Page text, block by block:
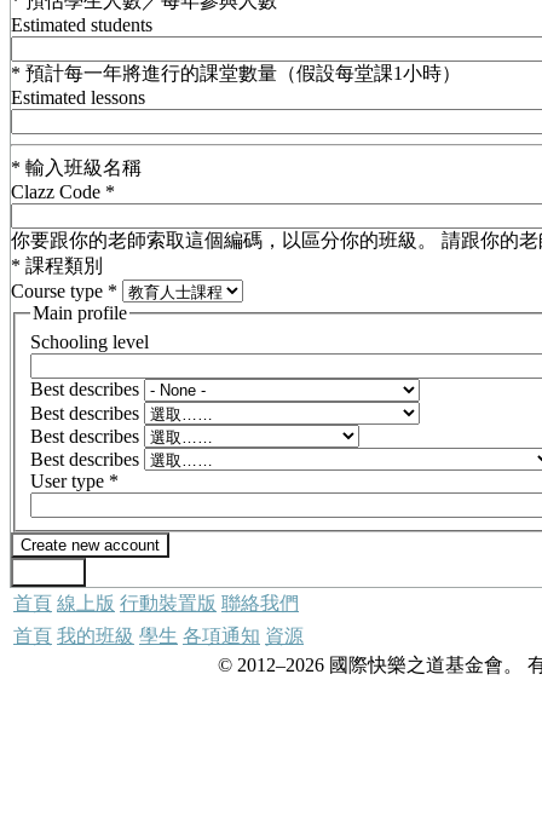
Estimated students
* 預計每一年將進行的課堂數量（假設每堂課1小時）
Estimated lessons
* 輸入班級名稱
Clazz Code *
你要跟你的老師索取這個編碼，以區分你的班級。 請跟你的
* 課程類別
Course type *
Main profile
Schooling level
Best describes
Best describes
Best describes
Best describes
User type *
首頁 線上版 行動裝置版 聯絡我們
首頁 我的班級 學生 各項通知 資源
© 2012–2026 國際快樂之道基金會。